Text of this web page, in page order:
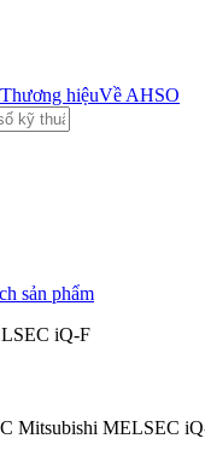
Thương hiệuVề AHSO
sản phẩm
iQ-F
Mitsubishi MELSEC